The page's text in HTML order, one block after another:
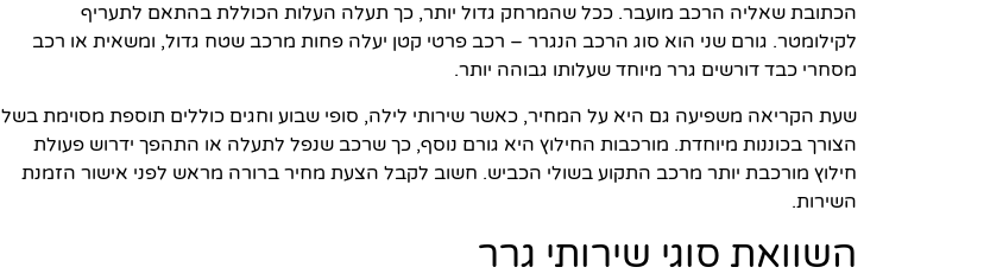
הכתובת שאליה הרכב מועבר. ככל שהמרחק גדול יותר, כך תעלה העלות הכוללת בהתאם לתעריף
לקילומטר. גורם שני הוא סוג הרכב הנגרר – רכב פרטי קטן יעלה פחות מרכב שטח גדול, ומשאית או רכב
מסחרי כבד דורשים גרר מיוחד שעלותו גבוהה יותר.
שעת הקריאה משפיעה גם היא על המחיר, כאשר שירותי לילה, סופי שבוע וחגים כוללים תוספת מסוימת בשל
הצורך בכוננות מיוחדת. מורכבות החילוץ היא גורם נוסף, כך שרכב שנפל לתעלה או התהפך ידרוש פעולת
חילוץ מורכבת יותר מרכב התקוע בשולי הכביש. חשוב לקבל הצעת מחיר ברורה מראש לפני אישור הזמנת
השירות.
השוואת סוגי שירותי גרר